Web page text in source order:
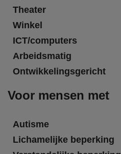
Theater
Winkel
ICT/computers
Arbeidsmatig
Ontwikkelingsgericht
Voor mensen met
Autisme
Lichamelijke beperking